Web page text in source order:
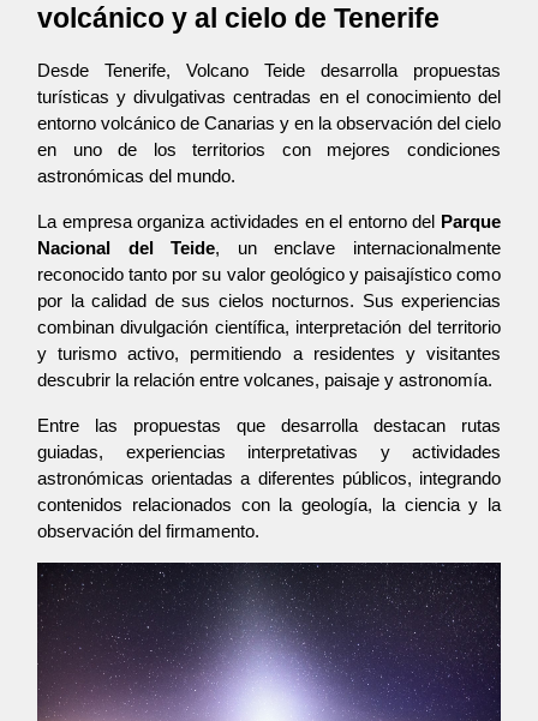
volcánico y al cielo de Tenerife
Desde Tenerife, Volcano Teide desarrolla propuestas
turísticas y divulgativas centradas en el conocimiento del
entorno volcánico de Canarias y en la observación del cielo
en uno de los territorios con mejores condiciones
astronómicas del mundo.
La empresa organiza actividades en el entorno del
Parque
Nacional del Teide, un enclave internacionalmente
reconocido tanto por su valor geológico y paisajístico como
por la calidad de sus cielos nocturnos. Sus experiencias
combinan divulgación científica, interpretación del territorio
y turismo activo, permitiendo a residentes y visitantes
descubrir la relación entre volcanes, paisaje y astronomía.
Entre las propuestas que desarrolla destacan rutas
guiadas, experiencias interpretativas y actividades
astronómicas orientadas a diferentes públicos, integrando
contenidos relacionados con la geología, la ciencia y la
observación del firmamento.